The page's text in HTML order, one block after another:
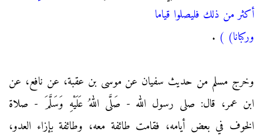
أكثر من ذلك فليصلوا قياما
وركبانا) )
.
وخرج مسلم من حديث سفيان عن موسى بن عقبة، عن نافع، عن
ابن عمر، قال: صلى رسول الله - صَلَّى اللهُ عَلَيْهِ وَسَلَّمَ - صلاة
الخوف في بعض أيامه، فقامت طائفة معه، وطائفة بإزاء العدو،